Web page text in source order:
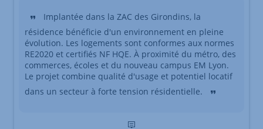
Implantée dans la ZAC des Girondins, la
résidence bénéficie d'un environnement en pleine
évolution. Les logements sont conformes aux normes
RE2020 et certifiés NF HQE. À proximité du métro, des
commerces, écoles et du nouveau campus EM Lyon.
Le projet combine qualité d'usage et potentiel locatif
dans un secteur à forte tension résidentielle.